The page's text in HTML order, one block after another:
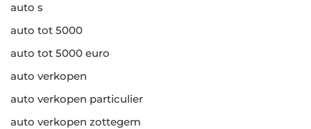
auto s
auto tot 5000
auto tot 5000 euro
auto verkopen
auto verkopen particulier
auto verkopen zottegem